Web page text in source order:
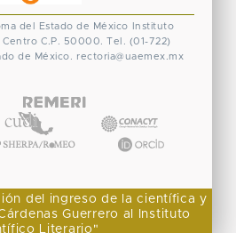
del Estado de México
Instituto
Centro C.P. 50000. Tel. (01-722)
de México. rectoria@uaemex.mx
del ingreso de la científica y
Guerrero al Instituto
Literario"